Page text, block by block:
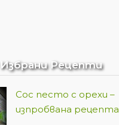
Избрани Рецепти
Сос песто с орехи –
изпробвана рецепта